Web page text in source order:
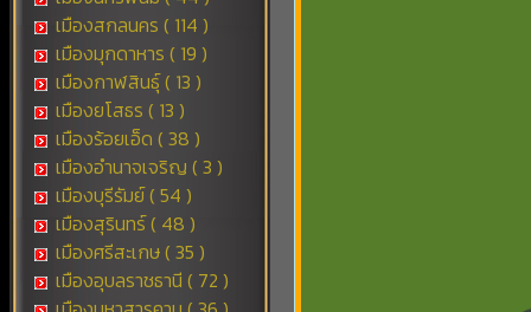
เมืองสกลนคร ( 114 )
เมืองมุกดาหาร ( 19 )
เมืองกาฬสินธุ์ ( 13 )
เมืองยโสธร ( 13 )
เมืองร้อยเอ็ด ( 38 )
เมืองอำนาจเจริญ ( 3 )
เมืองบุรีรัมย์ ( 54 )
เมืองสุรินทร์ ( 48 )
เมืองศรีสะเกษ ( 35 )
เมืองอุบลราชธานี ( 72 )